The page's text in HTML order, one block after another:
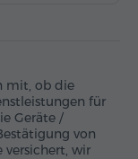
mit, ob die
für
Geräte /
von
versichert, wir